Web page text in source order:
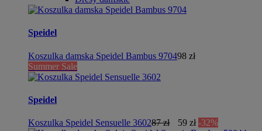
Speidel
Koszulka damska Speidel Bambus 970498 zł
Summer Sale
Speidel
Koszulka Speidel Sensuelle 360287 zł 59 zł -32%